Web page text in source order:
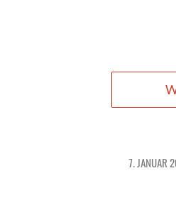
7. JANUAR
/